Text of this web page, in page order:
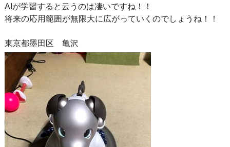
AIが学習すると云うのは凄いですね！！
将来の応用範囲が無限大に広がっていくのでしょうね！！
東京都墨田区 亀沢